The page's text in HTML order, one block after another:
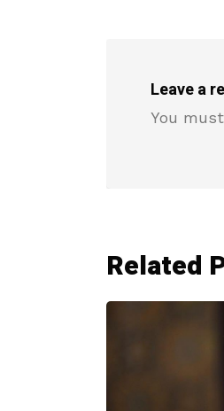
Leave a
You
Related